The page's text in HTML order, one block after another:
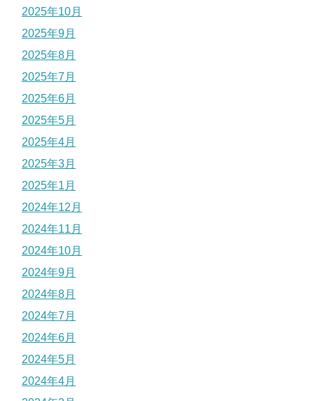
2025年10月
2025年9月
2025年8月
2025年7月
2025年6月
2025年5月
2025年4月
2025年3月
2025年1月
2024年12月
2024年11月
2024年10月
2024年9月
2024年8月
2024年7月
2024年6月
2024年5月
2024年4月